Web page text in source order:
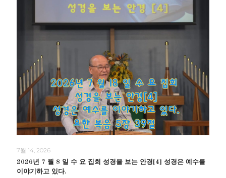
7월 14, 2026
2026년 7 월 8 일 수 요 집회 성경을 보는 안경[4] 성경은 예수를
이야기하고 있다.